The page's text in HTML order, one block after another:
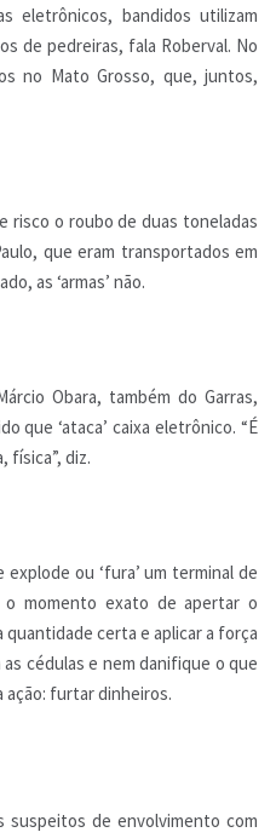
eletrônicos, bandidos utilizam
de pedreiras, fala Roberval. No
no Mato Grosso, que, juntos,
risco o roubo de duas toneladas
que eram transportados em
as ‘armas’ não.
Obara, também do Garras,
que ‘ataca’ caixa eletrônico. “É
física”, diz.
ou ‘fura’ um terminal de
o momento exato de apertar o
certa e aplicar a força
cédulas e nem danifique o que
furtar dinheiros.
suspeitos de envolvimento com